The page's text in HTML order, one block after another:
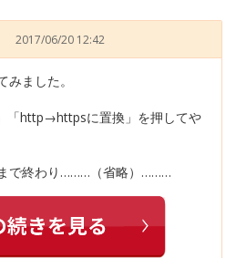
2017/06/20 12:42
ました。
「http→httpsに置換」を押してや
で終わり………（省略）………